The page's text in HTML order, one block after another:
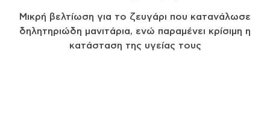
Μικρή βελτίωση για το ζευγάρι που κατανάλωσε
δηλητηριώδη μανιτάρια, ενώ παραμένει κρίσιμη η
κατάσταση της υγείας τους